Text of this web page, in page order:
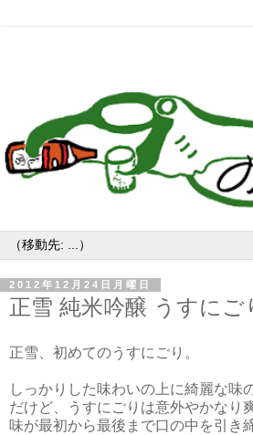
2012年12月24日月曜日
正雪 純米吟醸 うすにご
正雪、初めてのうすにごり。
しっかりした味わいの上に綺麗な味
だけど、うすにごりは意外やかなり
味が最初から最後まで口の中を引き